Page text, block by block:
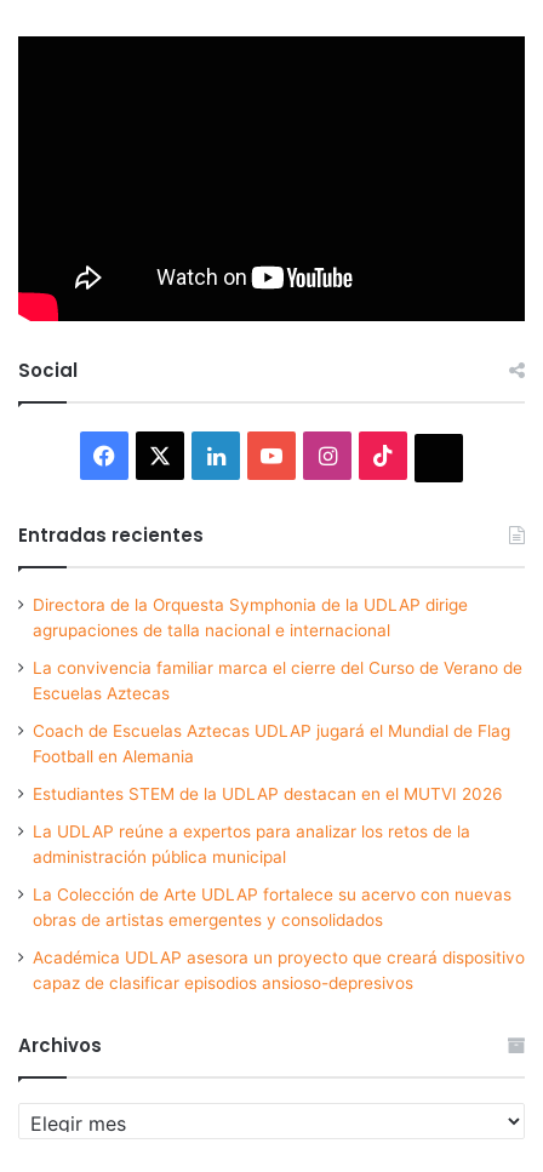
Social
Facebook LinkedInYouTubeInstagram
Entradas recientes
Directora de la Orquesta Symphonia de la UDLAP dirige
agrupaciones de talla nacional e internacional
La convivencia familiar marca el cierre del Curso de Verano de
Escuelas Aztecas
Coach de Escuelas Aztecas UDLAP jugará el Mundial de Flag
Football en Alemania
Estudiantes STEM de la UDLAP destacan en el MUTVI 2026
La UDLAP reúne a expertos para analizar los retos de la
administración pública municipal
La Colección de Arte UDLAP fortalece su acervo con nuevas
obras de artistas emergentes y consolidados
Académica UDLAP asesora un proyecto que creará dispositivo
capaz de clasificar episodios ansioso-depresivos
Archivos
Archivos